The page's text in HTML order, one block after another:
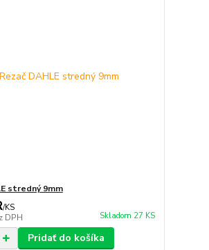
stredný 9mm
/KS
DPH Skladom 27 KS
Pridať do košíka